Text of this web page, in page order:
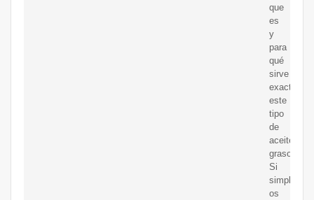
que
es
y
para
qué
sirve
este
tipo
de
aceite
graso.
Si
os